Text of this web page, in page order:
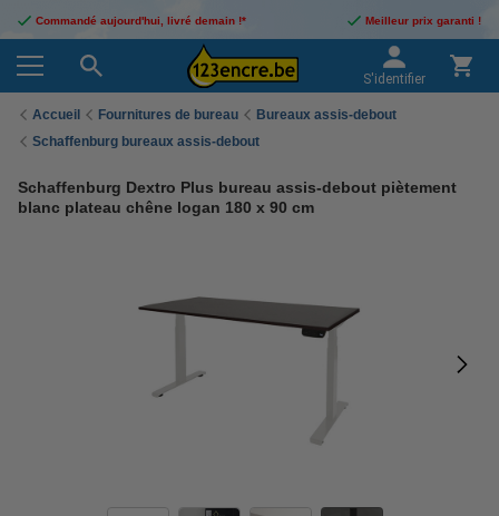
Commandé aujourd'hui, livré demain !* Meilleur prix garanti !
S'identifier
Accueil Fournitures de bureau
Bureaux assis-debout
Schaffenburg bureaux assis-debout
Schaffenburg Dextro Plus bureau assis-debout piètement
blanc plateau chêne logan 180 x 90 cm